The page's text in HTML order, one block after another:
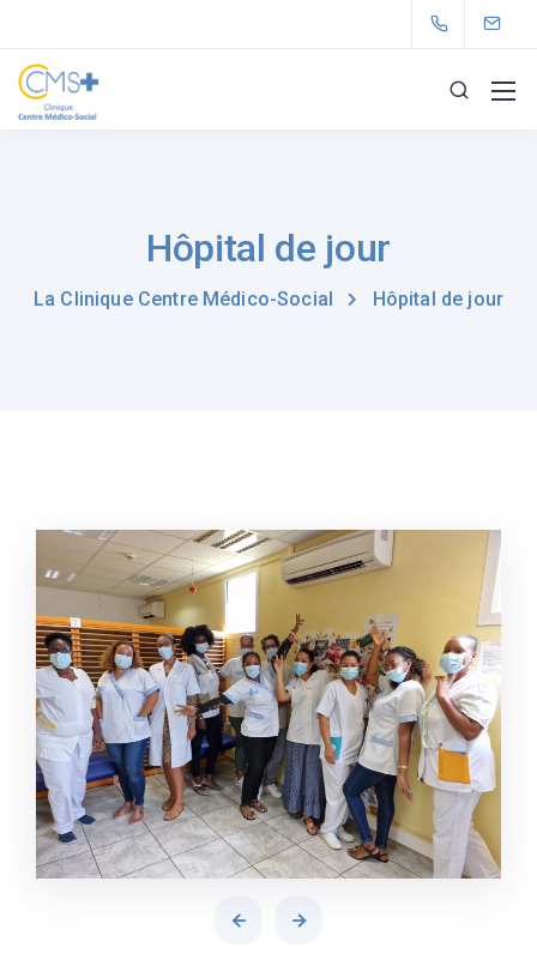
Hôpital de jour
La Clinique Centre Médico-Social Hôpital de jour